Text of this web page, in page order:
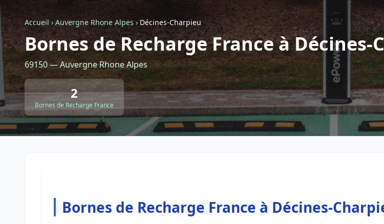
Accueil › Auvergne Rhone Alpes › Décines-Charpieu
Bornes de Recharge France à Décines-
69150 — Auvergne Rhone Alpes
2
Bornes de Recharge France
Bornes de Recharge France à Décines-